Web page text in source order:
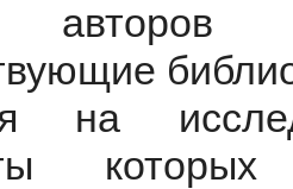
авторов
на